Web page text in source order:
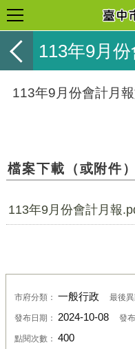
113年9月
113年9月份會計月
檔案下載（或附件）
113年9月份會計月報
市府分類： 一般行政 最後異
發布日期： 2024-10-08 發
點閱次數： 400